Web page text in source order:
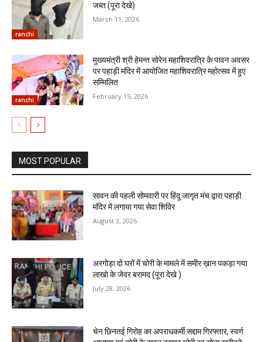
ranchi
जब्त (पूरा देखे)
March 11, 2026
ranchi
मुख्यमंत्री श्री हेमन्त सोरेन महाशिवरात्रि के पावन अवसर
पर पहाड़ी मंदिर में आयोजित महाशिवरात्रि महोत्सव में हुए
सम्मिलित
February 15, 2026
MOST POPULAR
सावन की पहली सोमवारी पर हिंदू जागृत मंच द्वारा पहाड़ी
मंदिर में लगाया गया सेवा शिविर
August 3, 2026
अरगोड़ा दो घरों में चोरी के मामले में समीर ख़ान पकड़ा गया
लाखो के जेवर बरामद (पूरा देखे )
July 28, 2026
चेन छिनतई गिरोह का अपराधकर्मी सद्दाम गिरफ्तार, स्वर्ण